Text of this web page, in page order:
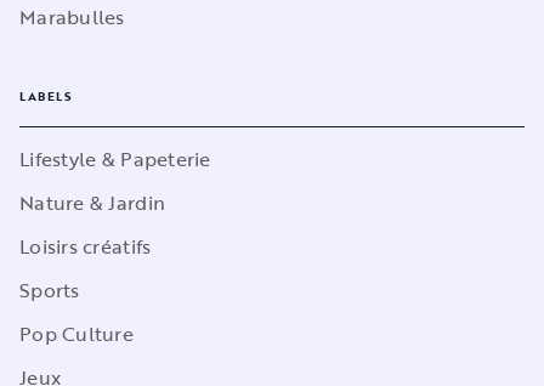
Marabulles
LABELS
Lifestyle & Papeterie
Nature & Jardin
Loisirs créatifs
Sports
Pop Culture
Jeux